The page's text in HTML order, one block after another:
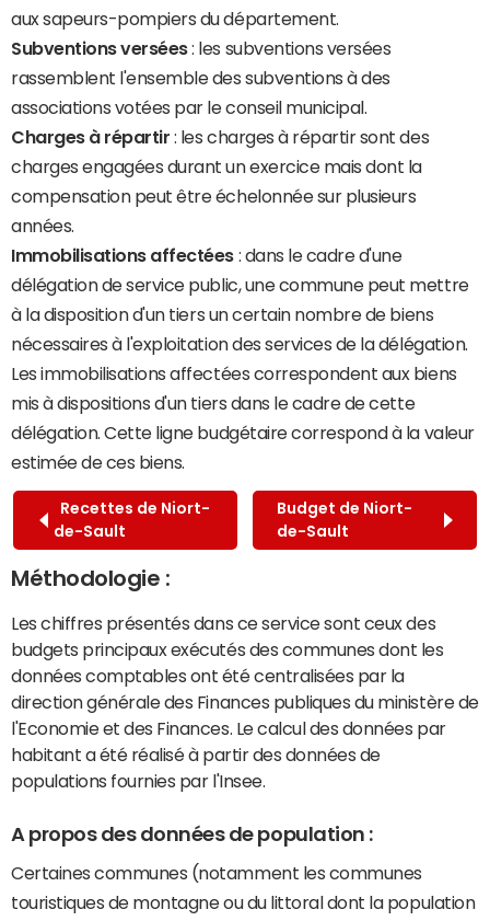
aux sapeurs-pompiers du département.
Subventions versées: les subventions versées
rassemblent l'ensemble des subventions à des
associations votées par le conseil municipal.
Charges à répartir : les charges à répartir sont des
charges engagées durant un exercice mais dont la
compensation peut être échelonnée sur plusieurs
années.
Immobilisations affectées : dans le cadre d'une
délégation de service public, une commune peut mettre
à la disposition d'un tiers un certain nombre de biens
nécessaires à l'exploitation des services de la délégation.
Les immobilisations affectées correspondent aux biens
mis à dispositions d'un tiers dans le cadre de cette
délégation. Cette ligne budgétaire correspond à la valeur
estimée de ces biens.
Recettes de Niort-
de-Sault
Budget de Niort-
de-Sault
Méthodologie :
Les chiffres présentés dans ce service sont ceux des
budgets principaux exécutés des communes dont les
données comptables ont été centralisées par la
direction générale des Finances publiques du ministère de
l'Economie et des Finances. Le calcul des données par
habitant a été réalisé à partir des données de
populations fournies par l'Insee.
A propos des données de population :
Certaines communes (notamment les communes
touristiques de montagne ou du littoral dont la population